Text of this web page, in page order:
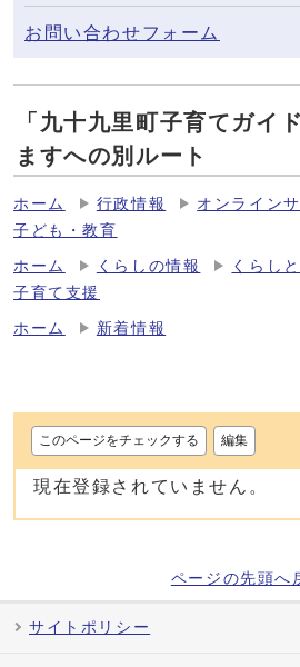
お問い合わせフォーム
「九十九里町子育てガイ
ますへの別ルート
ホーム 行政情報
オンライン
子ども・教育
ホーム くらしの情報
くらし
子育て支援
ホーム 新着情報
このページをチェックする 編集
現在登録されていません。
ページの先頭へ
サイトポリシー